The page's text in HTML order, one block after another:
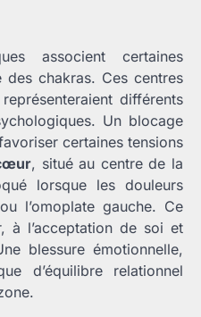
associent certaines
chakras. Ces centres
différents
Un blocage
certaines tensions
, situé au centre de la
lorsque les douleurs
l’omoplate gauche. Ce
à l’acceptation de soi et
blessure émotionnelle,
d’équilibre relationnel